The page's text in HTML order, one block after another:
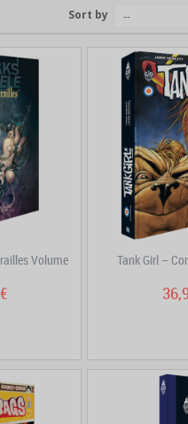
Sort by --
Volume Tank Girl –